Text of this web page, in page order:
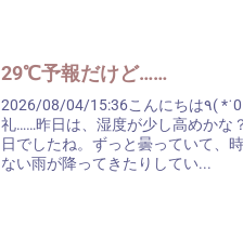
29℃予報だけど……
2026/08/04/15:36こんにちは٩( *˙0˙*)۶遅くなりましたが、昨日のお
礼……昨日は、湿度が少し高めかな
日でしたね。ずっと曇っていて、
ない雨が降ってきたりしてい...